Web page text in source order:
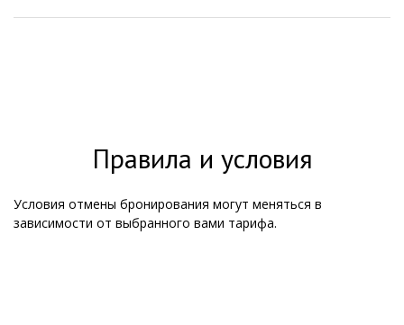
Правила и условия
Условия отмены бронирования могут меняться в
зависимости от выбранного вами тарифа.